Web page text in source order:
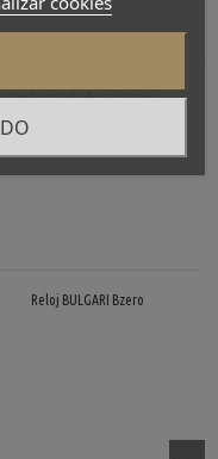
estado de marcha y